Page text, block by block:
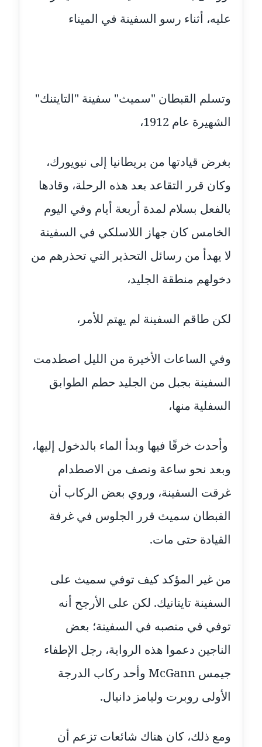
مدونة ايمان عبد الحليم
عاملة
مدونة ايمان عماد
مدونة ايمان قادري
عاملة
مدونة ايمن موسي
عاملة
مدونة آية الدرديري
عاملة
مدونة آية عبد العزيز
عاملة
مدونة ايهاب همام
عاملة
مدونة تامر زيدان
عاملة
عاملة
مدونة ثائر دالي
عاملة
عاملة
عليه، أثناء رسو السفينة في الميناء
وتسلم القبطان "سميث" سفينة "التايتنك"
الشهيرة عام 1912،
بغرض قيادتها من بريطانيا إلى نيويورك،
وكان قرر التقاعد بعد هذه الرحلة، وقادها
بالفعل بسلام لمدة أربعة أيام وفي اليوم
الخامس كان جهاز اللاسلكي في السفينة
لا يهدأ من رسائل التحذير التي تحذرهم من
دخولهم منطقة الجليد،
لكن طاقم السفينة لم يهتم للأمر،
وفي الساعات الأخيرة من الليل اصطدمت
السفينة بجبل من الجليد حطم الطوابق
السفلية منها،
وأحدث خرقًا فيها وبدأ الماء بالدخول إليها،
وبعد نحو ساعة ونصف من الاصطدام
غرقت السفينة، وروي بعض الركاب أن
القبطان سميث قرر الجلوس في غرفة
القيادة حتى مات.
من غير المؤكد كيف توفي سميث على
السفينة تايتانيك. لكن على الأرجح أنه
توفي في منصبه في السفينة؛ بعض
الناجين دعموا هذه الرواية، رجل الإطفاء
جيمس McGann وأحد ركاب الدرجة
الأولى روبرت وليامز دانيال.
ومع ذلك، كان هناك شائعات تزعم أن